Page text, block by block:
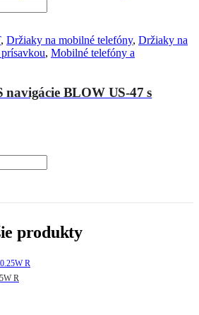
, Držiaky na mobilné telefóny, Držiaky na
, Mobilné telefóny a
navigácie BLOW US-47 s
produkty
R